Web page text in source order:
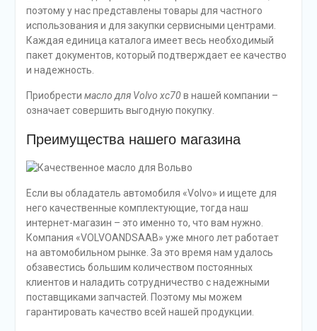
поэтому у нас представлены товары для частного
использования и для закупки сервисными центрами.
Каждая единица каталога имеет весь необходимый
пакет документов, который подтверждает ее качество
и надежность.
Приобрести масло для Volvo xc70в нашей компании –
означает совершить выгодную покупку.
Преимущества нашего магазина
Если вы обладатель автомобиля «Volvo» и ищете для
него качественные комплектующие, тогда наш
интернет-магазин – это именно то, что вам нужно.
Компания «VOLVOANDSAAB» уже много лет работает
на автомобильном рынке. За это время нам удалось
обзавестись большим количеством постоянных
клиентов и наладить сотрудничество с надежными
поставщиками запчастей. Поэтому мы можем
гарантировать качество всей нашей продукции.